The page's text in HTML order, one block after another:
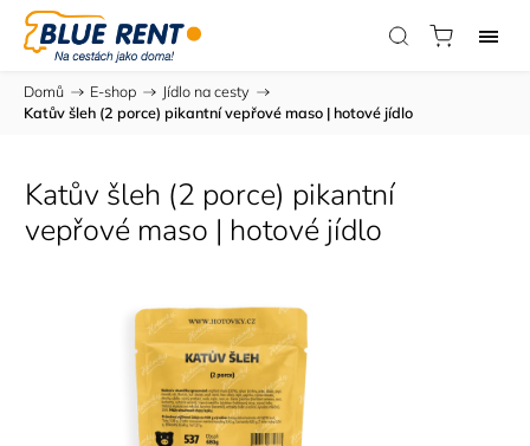
Domů / E-shop / Jídlo na cesty /
Katův šleh (2 porce) pikantní vepřové maso | hotové jídlo
Katův šleh (2 porce) pikantní
vepřové maso | hotové jídlo